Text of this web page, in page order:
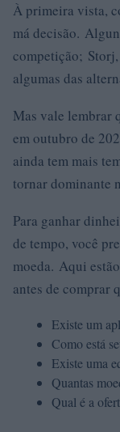
À primeira vista,
má decisão.
competição;
algumas das
Mas vale lembrar
em outubro de
ainda tem mais
tornar dominante
Para ganhar
de tempo, você
moeda. Aqui
antes de comprar
Existe um
Como está
Existe uma
Quantas
Qual é a